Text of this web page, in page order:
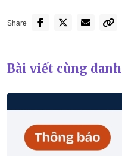
Share
Bài viết cùng